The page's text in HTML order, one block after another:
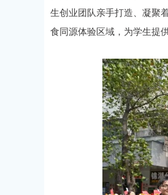
生创业团队亲手打造、凝聚
食同源体验区域，为学生提